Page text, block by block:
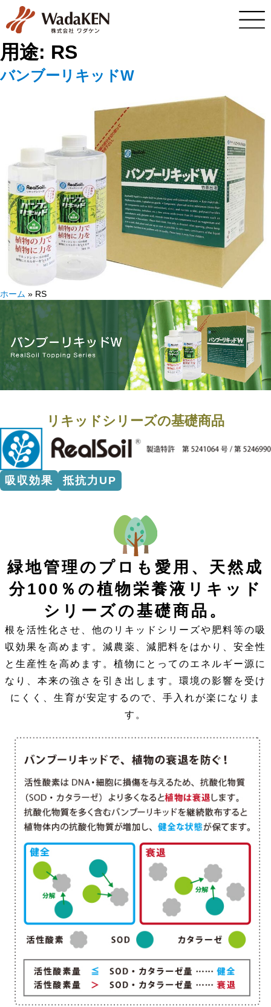
用途: RS
バンブーリキッドW
ホーム » RS
リキッドシリーズの基礎商品
吸収効果 抵抗力UP
緑地管理のプロも愛用、天然成
分100％の植物栄養液リキッド
シリーズの基礎商品。
根を活性化させ、他のリキッドシリーズや肥料等の吸
収効果を高めます。減農薬、減肥料をはかり、安全性
と生産性を高めます。植物にとってのエネルギー源に
なり、本来の強さを引き出します。環境の影響を受け
にくく、生育が安定するので、手入れが楽になりま
す。